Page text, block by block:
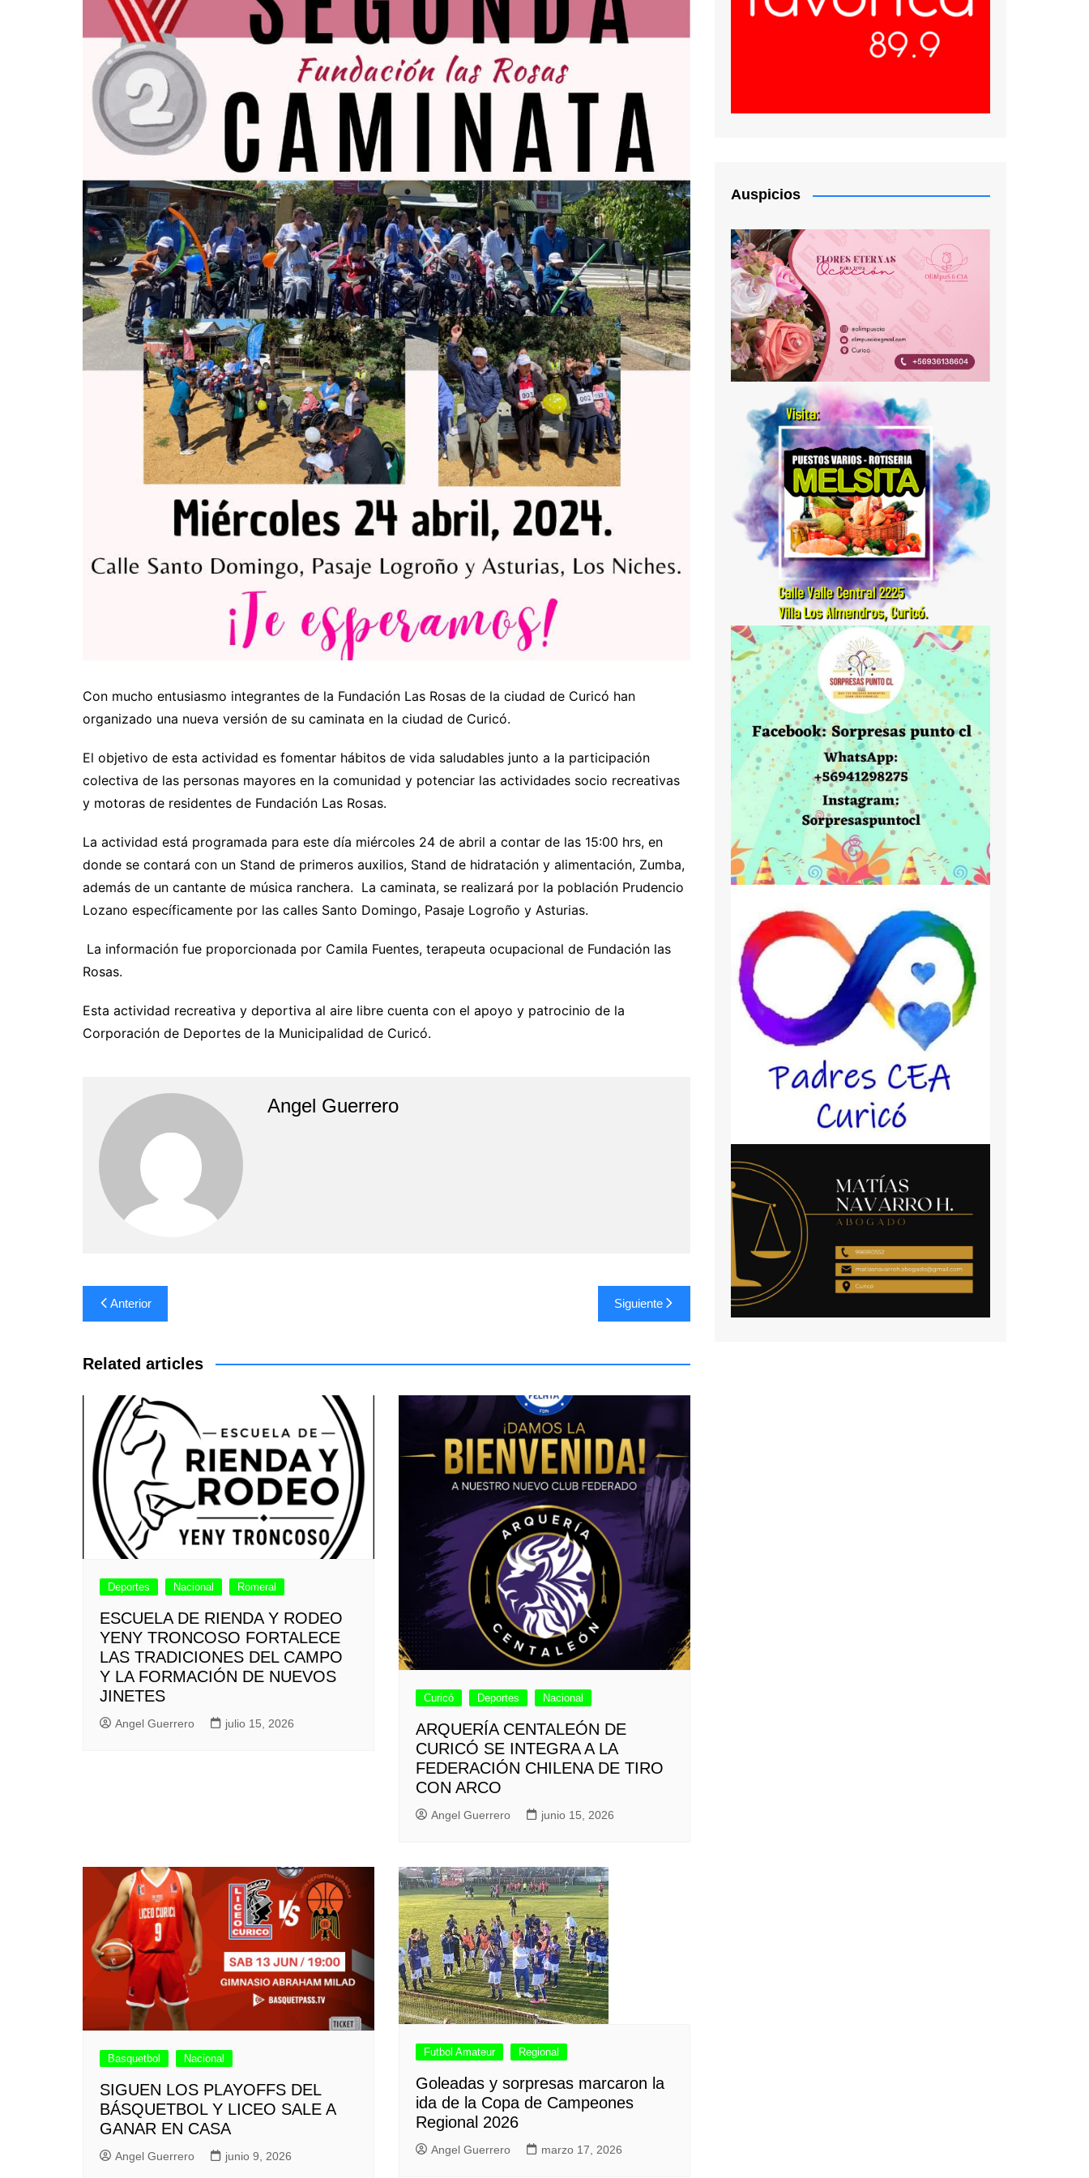
Con mucho entusiasmo integrantes de la Fundación Las Rosas de la ciudad de Curicó han
organizado una nueva versión de su caminata en la ciudad de Curicó.
El objetivo de esta actividad es fomentar hábitos de vida saludables junto a la participación
colectiva de las personas mayores en la comunidad y potenciar las actividades socio recreativas
y motoras de residentes de Fundación Las Rosas.
La actividad está programada para este día miércoles 24 de abril a contar de las 15:00 hrs, en
donde se contará con un Stand de primeros auxilios, Stand de hidratación y alimentación, Zumba,
además de un cantante de música ranchera. La caminata, se realizará por la población Prudencio
Lozano específicamente por las calles Santo Domingo, Pasaje Logroño y Asturias.
La información fue proporcionada por Camila Fuentes, terapeuta ocupacional de Fundación las
Rosas.
Esta actividad recreativa y deportiva al aire libre cuenta con el apoyo y patrocinio de la
Corporación de Deportes de la Municipalidad de Curicó.
Angel Guerrero
Navegación
de
entradas
Anterior Siguiente
Related articles
Deportes Nacional Romeral
ESCUELA DE RIENDA Y RODEO
YENY TRONCOSO FORTALECE
LAS TRADICIONES DEL CAMPO
Y LA FORMACIÓN DE NUEVOS
JINETES
Angel Guerrero julio 15, 2026
Curicó Deportes Nacional
ARQUERÍA CENTALEÓN DE
CURICÓ SE INTEGRA A LA
FEDERACIÓN CHILENA DE TIRO
CON ARCO
Angel Guerrero junio 15, 2026
Basquetbol Nacional
SIGUEN LOS PLAYOFFS DEL
BÁSQUETBOL Y LICEO SALE A
GANAR EN CASA
Angel Guerrero junio 9, 2026
Futbol Amateur Regional
Goleadas y sorpresas marcaron la
ida de la Copa de Campeones
Regional 2026
Angel Guerrero marzo 17, 2026
Auspicios